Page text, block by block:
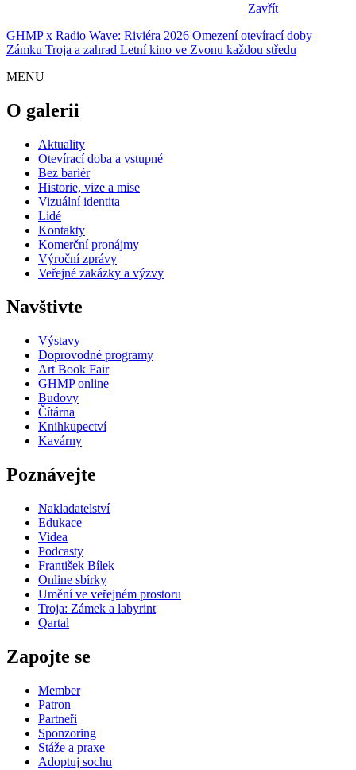
Zavřít
GHMP x Radio Wave: Riviéra 2026 Omezení otevírací doby
Zámku Troja a zahrad Letní kino ve Zvonu každou středu
MENU
O galerii
Aktuality
Otevírací doba a vstupné
Bez bariér
Historie, vize a mise
Vizuální identita
Lidé
Kontakty
Komerční pronájmy
Výroční zprávy
Veřejné zakázky a výzvy
Navštivte
Výstavy
Doprovodné programy
Art Book Fair
GHMP online
Budovy
Čítárna
Knihkupectví
Kavárny
Poznávejte
Nakladatelství
Edukace
Videa
Podcasty
František Bílek
Online sbírky
Umění ve veřejném prostoru
Troja: Zámek a labyrint
Qartal
Zapojte se
Member
Patron
Partneři
Sponzoring
Stáže a praxe
Adoptuj sochu